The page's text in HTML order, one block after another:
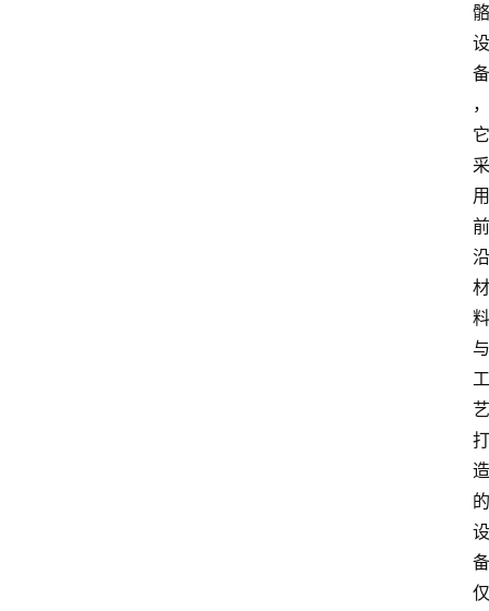
骼
设
备
，
它
采
用
前
沿
材
料
与
工
艺
打
造
的
设
备
仅